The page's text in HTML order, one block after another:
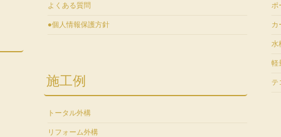
よくある質問
●個人情報保護方針
施工例
トータル外構
リフォーム外構
ポ
カ
水
軽
テ